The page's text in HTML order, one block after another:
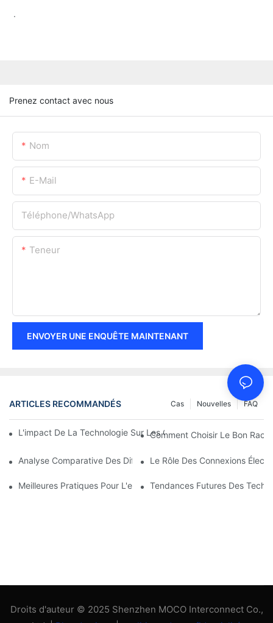
.
Prenez contact avec nous
Nom
E-Mail
Téléphone/WhatsApp
Teneur
ENVOYER UNE ENQUÊTE MAINTENANT
ARTICLES RECOMMANDÉS FAQ
Nouvelles
Cas
L'impact De La Technologie Sur Les Connexions Électriques En
Comment Choisir Le Bon
Analyse Comparative Des Différents Types De Connexions
Le Rôle Des Connexions
Meilleures Pratiques Pour L'entretien Des Connexions
Tendances Futures Des
Droits d'auteur © 2025 Shenzhen MOCO Interconnect Co.,